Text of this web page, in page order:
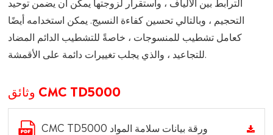
التحجيم ، وبالتالي تحسين كفاءة النسيج. يمكن استخدامه أيضًا
كعامل تشطيب للمنسوجات ، خاصةً للتشطيب الدائم المضاد
وثائق CMC TD5000
CMC TD5000 ورقة بيانات سلامة المواد